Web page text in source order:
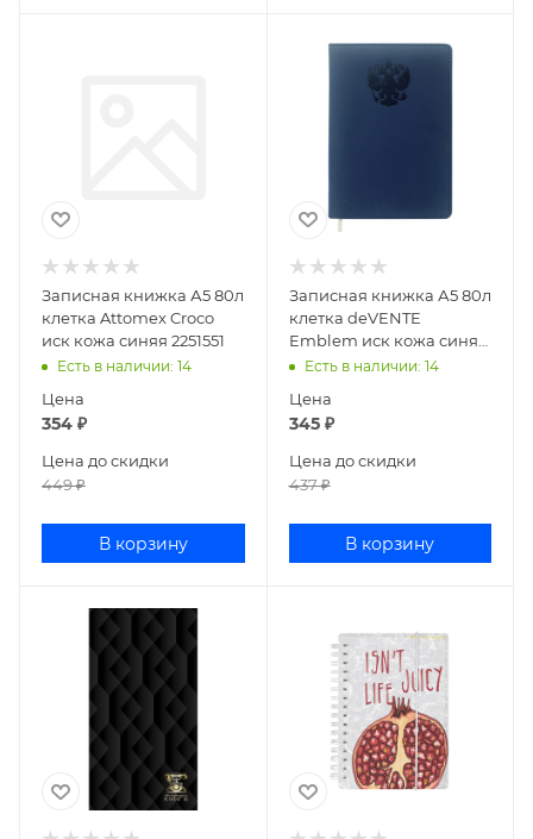
Записная книжка А5 80л
клетка Attomex Croco
иск кожа синяя 2251551
Есть в наличии: 14
Цена
354 ₽
Цена до скидки
449₽
В корзину
Записная книжка А5 80л
клетка deVENTE
Emblem иск кожа синяя
2251511
Есть в наличии: 14
Цена
345₽
Цена до скидки
437₽
В корзину